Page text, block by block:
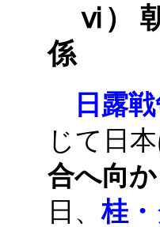
ⅵ） 朝
係
日露
じて日本
合へ向
日、桂